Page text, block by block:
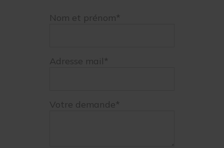
Nom et prénom*
Adresse mail*
Votre demande*